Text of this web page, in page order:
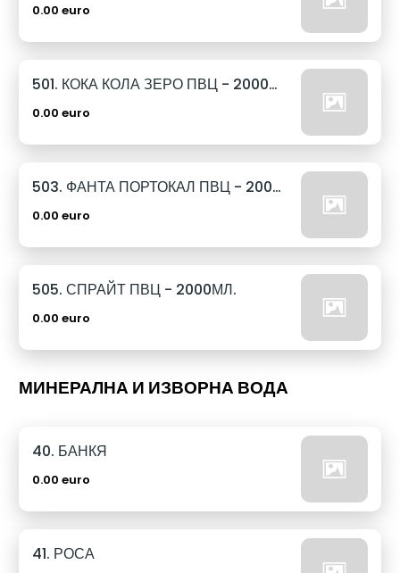
0.00 euro
501. КОКА КОЛА ЗЕРО ПВЦ - 2000МЛ.
0.00 euro
503. ФАНТА ПОРТОКАЛ ПВЦ - 2000МЛ.
0.00 euro
505. СПРАЙТ ПВЦ - 2000МЛ.
0.00 euro
МИНЕРАЛНА И ИЗВОРНА ВОДА
40. БАНКЯ
0.00 euro
41. РОСА